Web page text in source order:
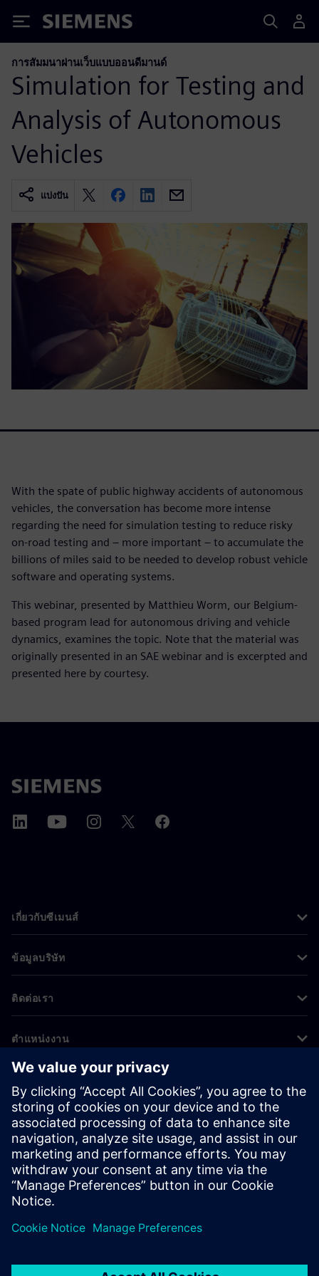
Siemens
การสัมมนาผ่านเว็บแบบออนดีมานด์
Simulation for Testing and
Analysis of Autonomous
Vehicles
แบ่งปัน
With the spate of public highway accidents of autonomous
vehicles, the conversation has become more intense
regarding the need for simulation testing to reduce risky
on-road testing and – more important – to accumulate the
billions of miles said to be needed to develop robust vehicle
software and operating systems.
This webinar, presented by Matthieu Worm, our Belgium-
based program lead for autonomous driving and vehicle
dynamics, examines the topic. Note that the material was
originally presented in an SAE webinar and is excerpted and
presented here by courtesy.
เกี่ยวกับซีเมนส์
ข้อมูลบริษัท
ติดต่อเรา
ตำแหน่งงาน
©Siemens 2026
ข้อมูลองค์กร
ประกาศความเป็นส่วนตัว
ประกาศเกี่ยวกับคุกกี้
เงื่อนไขการใช้งาน
ไอดีดิจิทัล